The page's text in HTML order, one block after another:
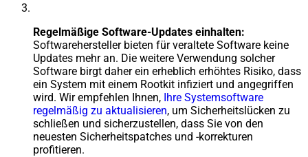
Regelmäßige Software-Updates einhalten:
Softwarehersteller bieten für veraltete Software keine
Updates mehr an. Die weitere Verwendung solcher
Software birgt daher ein erheblich erhöhtes Risiko, dass
ein System mit einem Rootkit infiziert und angegriffen
wird. Wir empfehlen Ihnen, Ihre Systemsoftware
regelmäßig zu aktualisieren, um Sicherheitslücken zu
schließen und sicherzustellen, dass Sie von den
neuesten Sicherheitspatches und -korrekturen
profitieren.